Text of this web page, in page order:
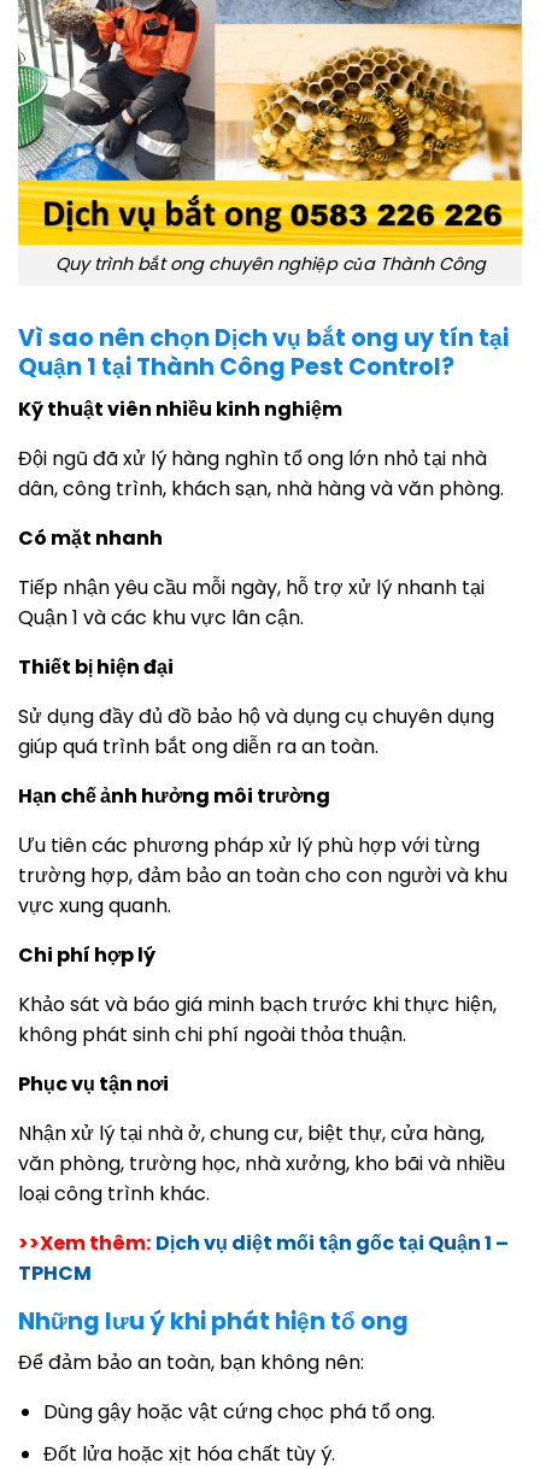
Quy trình bắt ong chuyên nghiệp của Thành Công
Vì sao nên chọn Dịch vụ bắt ong uy tín tại
Quận 1 tại Thành Công Pest Control?
Kỹ thuật viên nhiều kinh nghiệm
Đội ngũ đã xử lý hàng nghìn tổ ong lớn nhỏ tại nhà
dân, công trình, khách sạn, nhà hàng và văn phòng.
Có mặt nhanh
Tiếp nhận yêu cầu mỗi ngày, hỗ trợ xử lý nhanh tại
Quận 1 và các khu vực lân cận.
Thiết bị hiện đại
Sử dụng đầy đủ đồ bảo hộ và dụng cụ chuyên dụng
giúp quá trình bắt ong diễn ra an toàn.
Hạn chế ảnh hưởng môi trường
Ưu tiên các phương pháp xử lý phù hợp với từng
trường hợp, đảm bảo an toàn cho con người và khu
vực xung quanh.
Chi phí hợp lý
Khảo sát và báo giá minh bạch trước khi thực hiện,
không phát sinh chi phí ngoài thỏa thuận.
Phục vụ tận nơi
Nhận xử lý tại nhà ở, chung cư, biệt thự, cửa hàng,
văn phòng, trường học, nhà xưởng, kho bãi và nhiều
loại công trình khác.
>>Xem thêm: Dịch vụ diệt mối tận gốc tại Quận 1 –
TPHCM
Những lưu ý khi phát hiện tổ ong
Để đảm bảo an toàn, bạn không nên:
Dùng gậy hoặc vật cứng chọc phá tổ ong.
Đốt lửa hoặc xịt hóa chất tùy ý.